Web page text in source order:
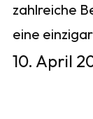
zahlreiche
eine
10. April